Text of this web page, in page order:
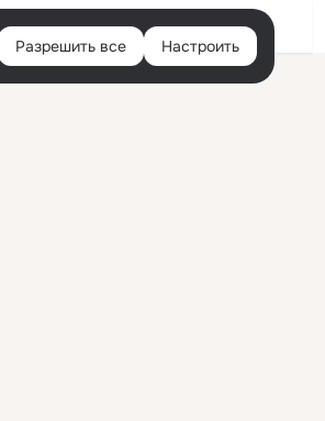
Войти
Разрешить все Настроить